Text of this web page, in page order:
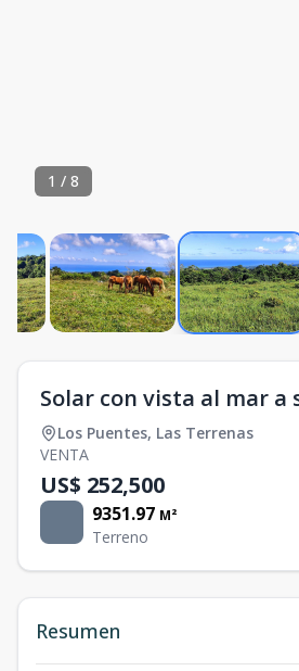
1 / 8
Solar con vista al mar a
Los Puentes, Las Terrenas
VENTA
US$ 252,500
9351.97 M²
Terreno
Resumen